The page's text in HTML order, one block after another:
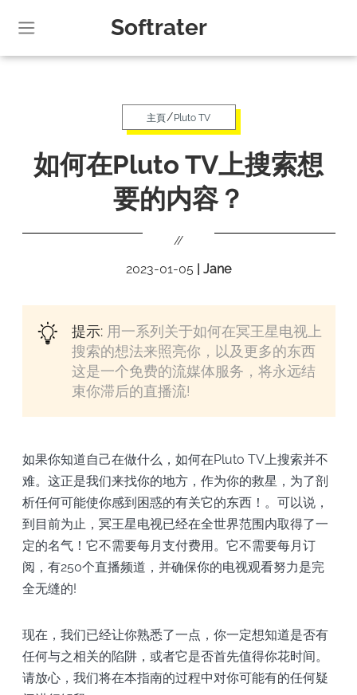
Softrater
主頁/Pluto TV
如何在Pluto TV上搜索想
要的内容？
//
2023-01-05 | Jane
提示:用一系列关于如何在冥王星电视上
搜索的想法来照亮你，以及更多的东西
这是一个免费的流媒体服务，将永远结
束你滞后的直播流!
如果你知道自己在做什么，如何在Pluto TV上搜索并不
难。这正是我们来找你的地方，作为你的救星，为了剖
析任何可能使你感到困惑的有关它的东西！。可以说，
到目前为止，冥王星电视已经在全世界范围内取得了一
定的名气！它不需要每月支付费用。它不需要每月订
阅，有250个直播频道，并确保你的电视观看努力是完
全无缝的!
现在，我们已经让你熟悉了一点，你一定想知道是否有
任何与之相关的陷阱，或者它是否首先值得你花时间。
请放心，我们将在本指南的过程中对你可能有的任何疑